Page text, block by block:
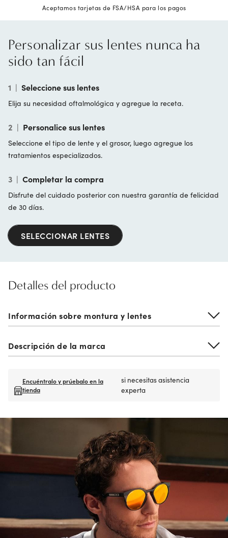
Aceptamos tarjetas de FSA/HSA para los pagos
Personalizar sus lentes nunca ha
sido tan fácil
1 | Seleccione sus lentes
Elija su necesidad oftalmológica y agregue la receta.
2 | Personalice sus lentes
Seleccione el tipo de lente y el grosor, luego agregue los
tratamientos especializados.
3 | Completar la compra
Disfrute del cuidado posterior con nuestra garantía de felicidad
de 30 días.
SELECCIONAR LENTES
Detalles del producto
Información sobre montura y lentes
Descripción de la marca
Encuéntralo y prúebalo en la
tienda
si necesitas asistencia
experta